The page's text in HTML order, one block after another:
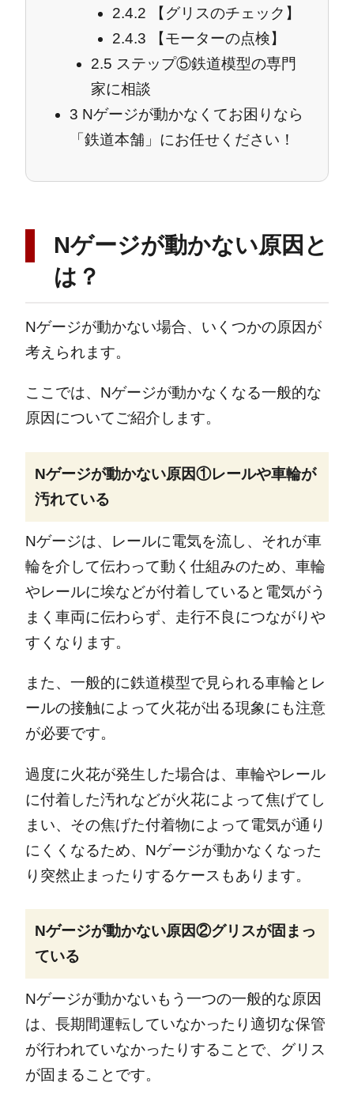
2.4.2 【グリスのチェック】
2.4.3 【モーターの点検】
2.5 ステップ⑤鉄道模型の専門
家に相談
3 Nゲージが動かなくてお困りなら
「鉄道本舗」にお任せください！
Nゲージが動かない原因と
は？
Nゲージが動かない場合、いくつかの原因が
考えられます。
ここでは、Nゲージが動かなくなる一般的な
原因についてご紹介します。
Nゲージが動かない原因①レールや車輪が
汚れている
Nゲージは、レールに電気を流し、それが車
輪を介して伝わって動く仕組みのため、車輪
やレールに埃などが付着していると電気がう
まく車両に伝わらず、走行不良につながりや
すくなります。
また、一般的に鉄道模型で見られる車輪とレ
ールの接触によって火花が出る現象にも注意
が必要です。
過度に火花が発生した場合は、車輪やレール
に付着した汚れなどが火花によって焦げてし
まい、その焦げた付着物によって電気が通り
にくくなるため、Nゲージが動かなくなった
り突然止まったりするケースもあります。
Nゲージが動かない原因②グリスが固まっ
ている
Nゲージが動かないもう一つの一般的な原因
は、長期間運転していなかったり適切な保管
が行われていなかったりすることで、グリス
が固まることです。